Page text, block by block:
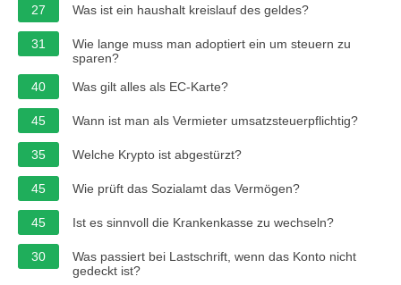
27 Was ist ein haushalt kreislauf des geldes?
31
Wie lange muss man adoptiert ein um steuern zu
sparen?
40
Was gilt alles als EC-Karte?
45 Wann ist man als Vermieter umsatzsteuerpflichtig?
35 Welche Krypto ist abgestürzt?
45 Wie prüft das Sozialamt das Vermögen?
45 Ist es sinnvoll die Krankenkasse zu wechseln?
30
Was passiert bei Lastschrift, wenn das Konto nicht
gedeckt ist?